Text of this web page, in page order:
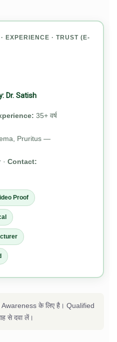
EXPERIENCE · TRUST (E-
Dr. Satish
35+ वर्ष
Pruritus —
Contact:
Proof
के लिए है। Qualified
से दवा लें।